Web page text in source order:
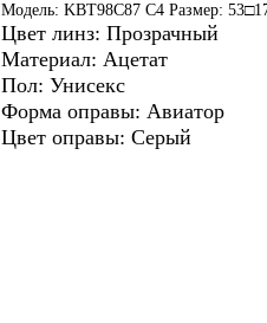
Модель: KBT98C87 C4 Размер:
Цвет линз: Прозрачный
Материал: Ацетат
Пол: Унисекс
Форма оправы: Авиатор
Цвет оправы: Серый